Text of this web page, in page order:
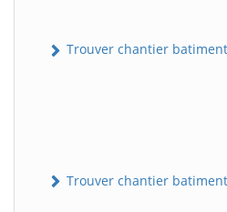
Trouver chantier
Trouver chantier